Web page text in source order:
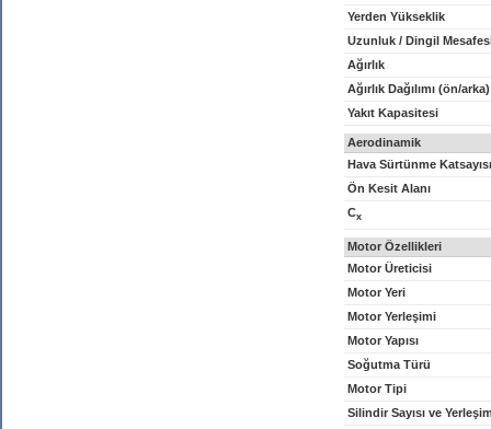
Yerden Yükseklik
Uzunluk / Dingil
Ağırlık
Ağırlık Dağılımı (ön/arka)
Yakıt Kapasitesi
Aerodinamik
Hava Sürtünme Katsayısı
Ön Kesit Alanı
Cx
Motor Özellikleri
Motor Üreticisi
Motor Yeri
Motor Yerleşimi
Motor Yapısı
Soğutma Türü
Motor Tipi
Silindir Sayısı ve